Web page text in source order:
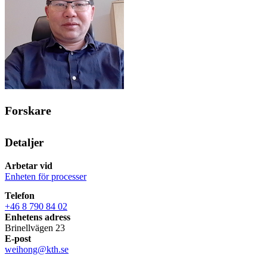
Forskare
Detaljer
Arbetar vid
Enheten för processer
Telefon
+46 8 790 84 02
Enhetens adress
Brinellvägen 23
E-post
weihong@kth.se